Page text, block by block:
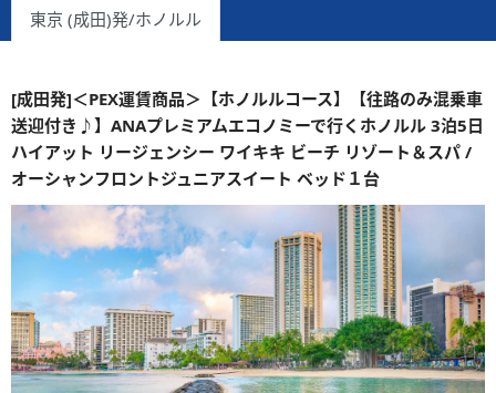
東京 (成田)発/ホノルル
[成田発]＜PEX運賃商品＞【ホノルルコース】【往路のみ混乗車
送迎付き♪】ANAプレミアムエコノミーで行くホノルル 3泊5日
ハイアット リージェンシー ワイキキ ビーチ リゾート＆スパ /
オーシャンフロントジュニアスイート ベッド１台